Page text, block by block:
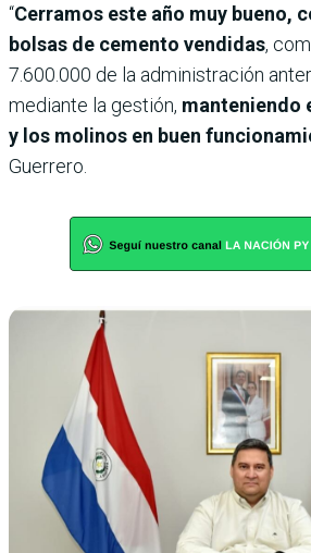
“Cerramos este año muy bueno,
bolsas de cemento vendidas,
7.600.000 de la administración
mediante la gestión, manteniendo
y los molinos en buen
Guerrero.